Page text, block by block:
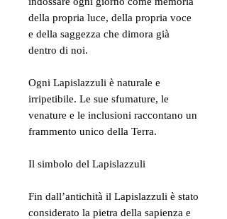
della propria luce, della propria voce
e della saggezza che dimora già
dentro di noi.
Ogni Lapislazzuli è naturale e
irripetibile. Le sue sfumature, le
venature e le inclusioni raccontano un
frammento unico della Terra.
Il simbolo del Lapislazzuli
Fin dall’antichità il Lapislazzuli è stato
considerato la pietra della sapienza e